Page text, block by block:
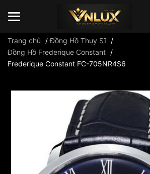
Đồng hồ casio đồng hồ G-Shock đồng hồ Orient
Trang chủ /Đồng Hồ Thụy Sĩ /
Đồng Hồ Frederique Constant /
Frederique Constant FC-705NR4S6